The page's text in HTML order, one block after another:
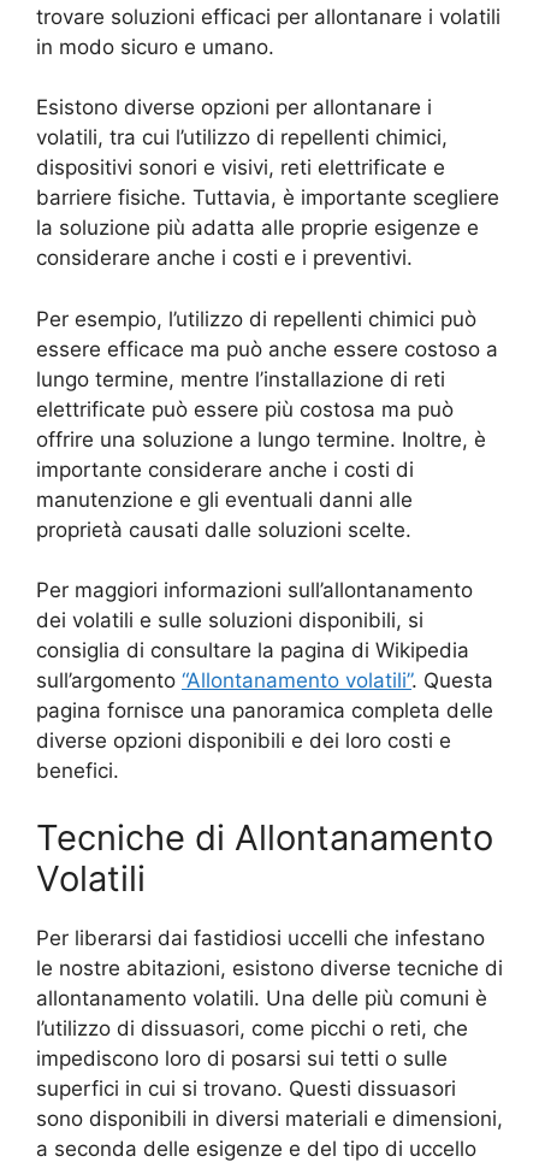
trovare soluzioni efficaci per allontanare i volatili
in modo sicuro e umano.
Esistono diverse opzioni per allontanare i
volatili, tra cui l’utilizzo di repellenti chimici,
dispositivi sonori e visivi, reti elettrificate e
barriere fisiche. Tuttavia, è importante scegliere
la soluzione più adatta alle proprie esigenze e
considerare anche i costi e i preventivi.
Per esempio, l’utilizzo di repellenti chimici può
essere efficace ma può anche essere costoso a
lungo termine, mentre l’installazione di reti
elettrificate può essere più costosa ma può
offrire una soluzione a lungo termine. Inoltre, è
importante considerare anche i costi di
manutenzione e gli eventuali danni alle
proprietà causati dalle soluzioni scelte.
Per maggiori informazioni sull’allontanamento
dei volatili e sulle soluzioni disponibili, si
consiglia di consultare la pagina di Wikipedia
sull’argomento “Allontanamento volatili”. Questa
pagina fornisce una panoramica completa delle
diverse opzioni disponibili e dei loro costi e
benefici.
Tecniche di Allontanamento
Volatili
Per liberarsi dai fastidiosi uccelli che infestano
le nostre abitazioni, esistono diverse tecniche di
allontanamento volatili. Una delle più comuni è
l’utilizzo di dissuasori, come picchi o reti, che
impediscono loro di posarsi sui tetti o sulle
superfici in cui si trovano. Questi dissuasori
sono disponibili in diversi materiali e dimensioni,
a seconda delle esigenze e del tipo di uccello